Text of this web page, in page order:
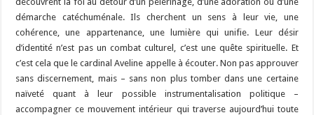
démarche catéchuménale. Ils cherchent un sens à leur vie, une
cohérence, une appartenance, une lumière qui unifie. Leur désir
d’identité n’est pas un combat culturel, c’est une quête spirituelle. Et
c’est cela que le cardinal Aveline appelle à écouter. Non pas approuver
sans discernement, mais – sans non plus tomber dans une certaine
naïveté quant à leur possible instrumentalisation politique –
accompagner ce mouvement intérieur qui traverse aujourd’hui toute